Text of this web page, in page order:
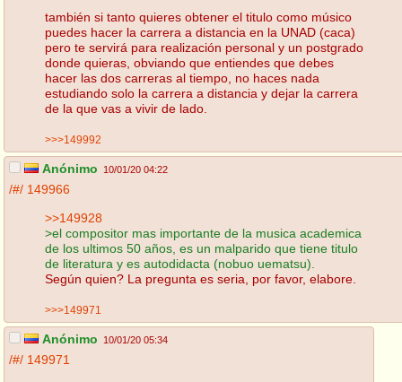
también si tanto quieres obtener el titulo como músico
puedes hacer la carrera a distancia en la UNAD (caca)
pero te servirá para realización personal y un postgrado
donde quieras, obviando que entiendes que debes
hacer las dos carreras al tiempo, no haces nada
estudiando solo la carrera a distancia y dejar la carrera
de la que vas a vivir de lado.
>>>149992
Anónimo 10/01/20 04:22
/#/ 149966
>>149928
>el compositor mas importante de la musica academica
de los ultimos 50 años, es un malparido que tiene titulo
de literatura y es autodidacta (nobuo uematsu).
Según quien? La pregunta es seria, por favor, elabore.
>>>149971
Anónimo 10/01/20 05:34
/#/ 149971